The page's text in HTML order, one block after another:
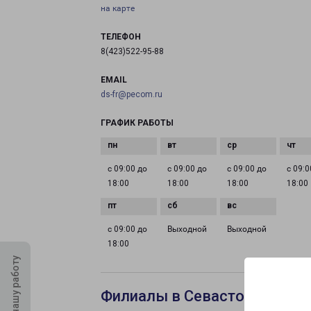
на карте
ТЕЛЕФОН
8(423)522-95-88
EMAIL
ds-fr@pecom.ru
ГРАФИК РАБОТЫ
с 09:00 до
18:00
с 09:00 до
18:00
с 09:00 до
18:00
с
18:00
с 09:00 до
18:00
Выходной Выходной
Филиалы в Севастополе